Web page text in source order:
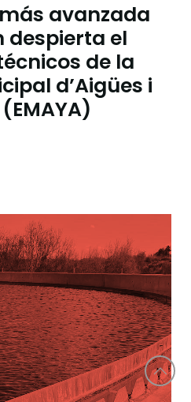
avanzada
despierta el
de la
d’Aigües i